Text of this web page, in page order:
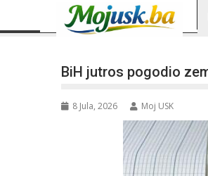
BiH jutros pogodio
8 Jula, 2026 Moj USK